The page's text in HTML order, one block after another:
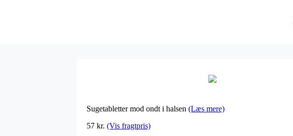
Sugetabletter mod ondt i halsen (Læs mere)
57 kr. (Vis fragtpris)